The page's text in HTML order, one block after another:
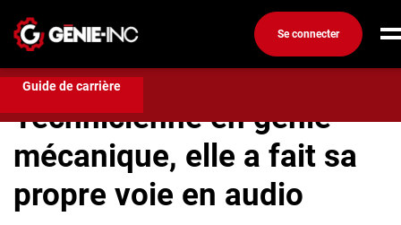
Se connecter
Connexion
Créez un compte
Emplois
Recherchez un emploi
Guide de carrière
Développement de Carrière
Technicienne en génie
mécanique, elle a fait sa propre voie en audio
Technicienne en génie
mécanique, elle a fait sa
propre voie en audio